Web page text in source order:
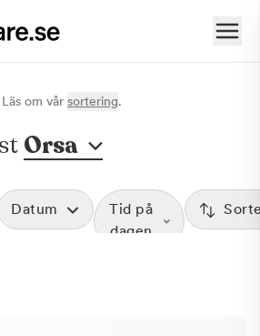
Läs om vår sortering.
Orsa
Datum
Tid på
dagen